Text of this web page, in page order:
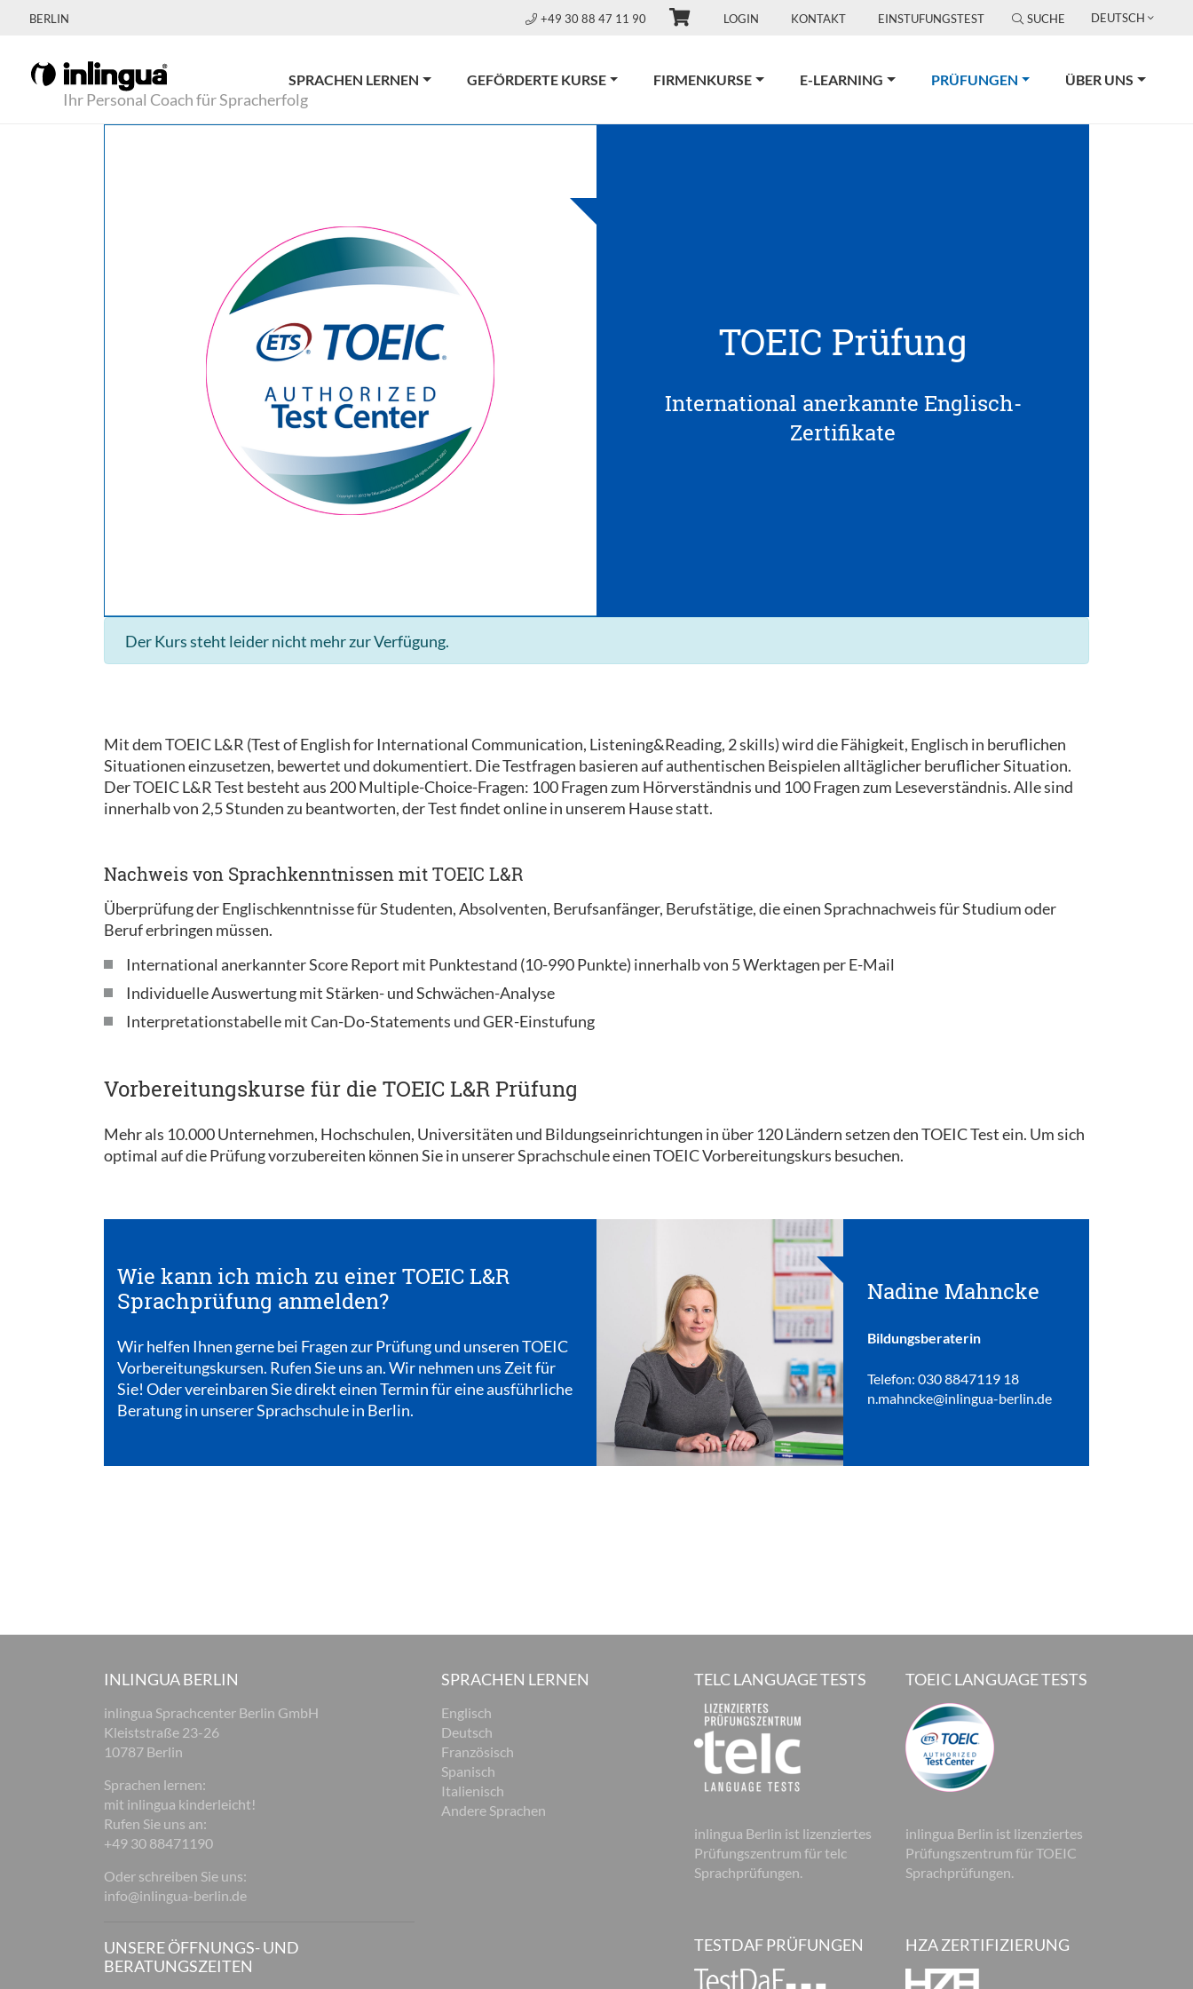
BERLIN +49 30 88 47 11 90 LOGIN KONTAKT EINSTUFUNGSTEST SUCHE DEUTSCH
Ihr Personal Coach für Spracherfolg
SPRACHEN LERNEN GEFÖRDERTE KURSE FIRMENKURSE E-LEARNING PRÜFUNGEN(CURRENT)ÜBER UNS
TOEIC Prüfung
International anerkannte Englisch-
Zertifikate
Der Kurs steht leider nicht mehr zur Verfügung.
Mit dem TOEIC L&R (Test of English for International Communication, Listening&Reading, 2 skills) wird die Fähigkeit, Englisch in beruflichen
Situationen einzusetzen, bewertet und dokumentiert. Die Testfragen basieren auf authentischen Beispielen alltäglicher beruflicher Situation.
Der TOEIC L&R Test besteht aus 200 Multiple-Choice-Fragen: 100 Fragen zum Hörverständnis und 100 Fragen zum Leseverständnis. Alle sind
innerhalb von 2,5 Stunden zu beantworten, der Test findet online in unserem Hause statt.
Nachweis von Sprachkenntnissen mit TOEIC L&R
Überprüfung der Englischkenntnisse für Studenten, Absolventen, Berufsanfänger, Berufstätige, die einen Sprachnachweis für Studium oder
Beruf erbringen müssen.
International anerkannter Score Report mit Punktestand (10-990 Punkte) innerhalb von 5 Werktagen per E-Mail
Individuelle Auswertung mit Stärken- und Schwächen-Analyse
Interpretationstabelle mit Can-Do-Statements und GER-Einstufung
Vorbereitungskurse für die TOEIC L&R Prüfung
Mehr als 10.000 Unternehmen, Hochschulen, Universitäten und Bildungseinrichtungen in über 120 Ländern setzen den TOEIC Test ein. Um sich
optimal auf die Prüfung vorzubereiten können Sie in unserer Sprachschule einen TOEIC Vorbereitungskurs besuchen.
Wie kann ich mich zu einer TOEIC L&R
Sprachprüfung anmelden?
Wir helfen Ihnen gerne bei Fragen zur Prüfung und unseren TOEIC
Vorbereitungskursen. Rufen Sie uns an. Wir nehmen uns Zeit für
Sie! Oder vereinbaren Sie direkt einen Termin für eine ausführliche
Beratung in unserer Sprachschule in Berlin.
Nadine Mahncke
Bildungsberaterin
Telefon: 030 8847119 18
n.mahncke@inlingua-berlin.de
INLINGUA BERLIN
inlingua Sprachcenter Berlin GmbH
Kleiststraße 23-26
10787 Berlin
Sprachen lernen:
mit inlingua kinderleicht!
Rufen Sie uns an:
+49 30 88471190
Oder schreiben Sie uns:
info@inlingua-berlin.de
UNSERE ÖFFNUNGS- UND
BERATUNGSZEITEN
SPRACHEN LERNEN
Englisch
Deutsch
Französisch
Spanisch
Italienisch
Andere Sprachen
TELC LANGUAGE TESTS
inlingua Berlin ist lizenziertes
Prüfungszentrum für telc
Sprachprüfungen.
TESTDAF PRÜFUNGEN
TOEIC LANGUAGE TESTS
inlingua Berlin ist lizenziertes
Prüfungszentrum für TOEIC
Sprachprüfungen.
HZA ZERTIFIZIERUNG